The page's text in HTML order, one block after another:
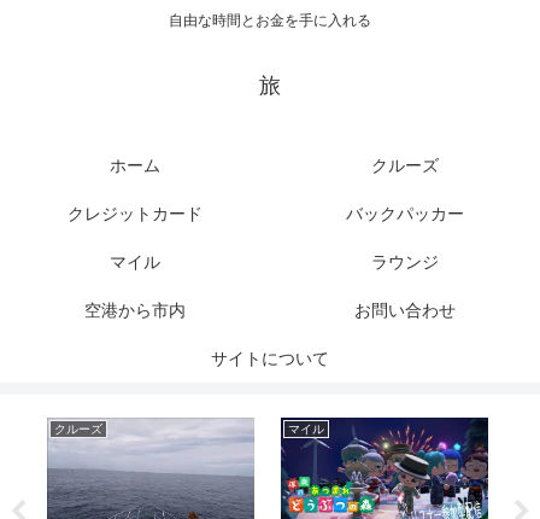
自由な時間とお金を手に入れる
旅
ホーム クルーズ
クレジットカード バックパッカー
マイル ラウンジ
空港から市内 お問い合わせ
サイトについて
クルーズ マイル